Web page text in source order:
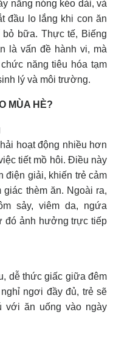
nắng nóng kéo dài, và
đầu lo lắng khi con ăn
bữa. Thực tế, Biếng
là vấn đề hành vi, mà
năng tiêu hóa tạm
lý và môi trường.
MÙA HÈ?
hoạt động nhiều hơn
tiết mồ hôi. Điều này
điện giải, khiến trẻ cảm
thèm ăn. Ngoài ra,
sảy, viêm da, ngứa
đó ảnh hưởng trực tiếp
dễ thức giấc giữa đêm
ngơi đầy đủ, trẻ sẽ
với ăn uống vào ngày